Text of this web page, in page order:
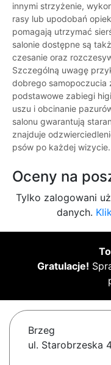
innymi strzyżenie,
rasy lub upodobań
pomagają utrzymać
salonie dostępne są
czesanie oraz
Szczególną uwagę
dobrego samopoczucia
podstawowe zabiegi
uszu i obcinanie
salonu gwarantują
znajduje
psów po każdej wizycie.
Oceny na
Tylko zalogowani
danych.
Gratulacje!
Brzeg
ul. Starobrzeska